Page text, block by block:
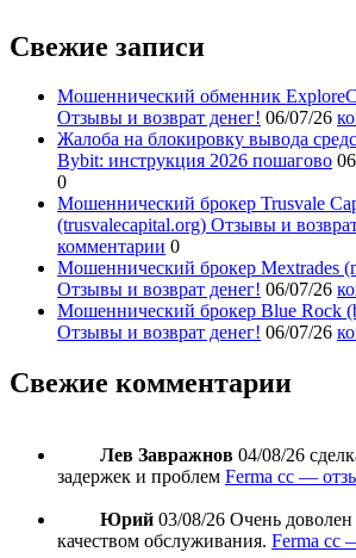
Свежие записи
Мошеннический обменник
Отзывы и возврат денег! 06/07/26
Жалоба на блокировку вывода
Bybit: инструкция 2026 пошагово
0
Мошеннический брокер Trusvale
(trusvalecapital.org) Отзывы и
комментарии 0
Мошеннический брокер Mextrades
Отзывы и возврат денег! 06/07/26
Мошеннический брокер Blue Rock
Отзывы и возврат денег! 06/07/26
Свежие комментарии
Лев Завражнов 04/08/26
задержек и проблем Ferma cc —
Юрий 03/08/26 Очень доволен
качеством обслуживания. Ferma cc